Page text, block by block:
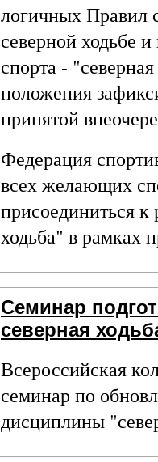
логичных Правил
северной ходьбе
спорта -
положения
принятой
Федерация
всех желающих
присоединиться
ходьба" в рамках
Семинар
северная
Всероссийская
семинар по
дисциплины